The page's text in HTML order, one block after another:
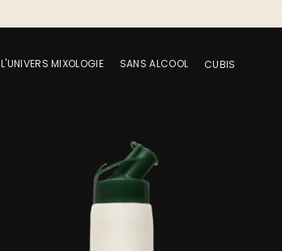
L'UNIVERS MIXOLOGIE SANS ALCOOL CUBIS